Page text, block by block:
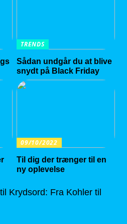
TRENDS
Sådan undgår du at blive
snydt på Black Friday
09/10/2022
Til dig der trænger til en
ny oplevelse
Krydsord: Fra Kohler til